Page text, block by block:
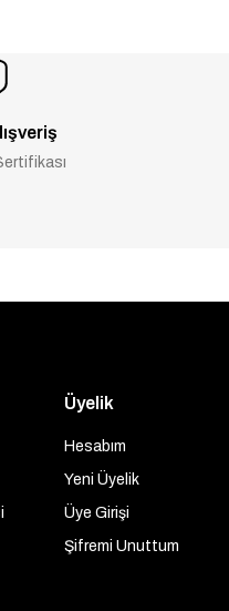
Üyelik
Hesabım
Yeni Üyelik
Üye Girişi
Şifremi Unuttum